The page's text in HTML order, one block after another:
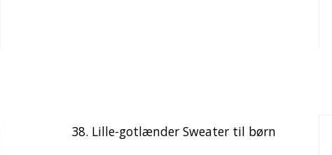
38. Lille-gotlænder Sweater til børn